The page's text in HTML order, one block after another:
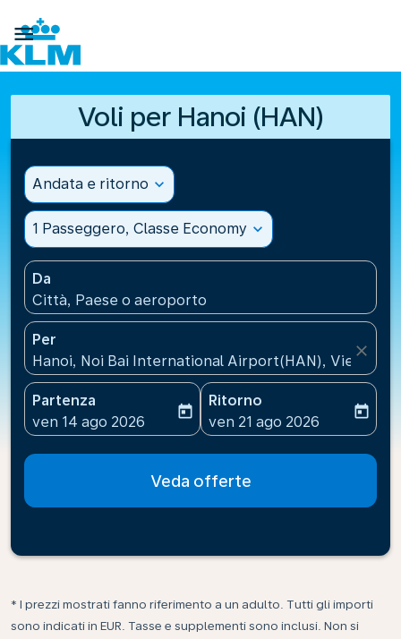

Voli per Hanoi (HAN)
Andata e ritorno expand_more
1 Passeggero, Classe Economy expand_more
Da
Città, Paese o aeroporto
Per
Hanoi, Noi Bai International Airport(HAN), Vietnam
close
Partenza
fc-booking-departure-date-aria-label
ven 14 ago 2026
today
Ritorno
fc-booking-return-date-
ven 21 ago 2026
today
Veda offerte
* I prezzi mostrati fanno riferimento a un adulto. Tutti gli importi
sono indicati in EUR. Tasse e supplementi sono inclusi. Non si